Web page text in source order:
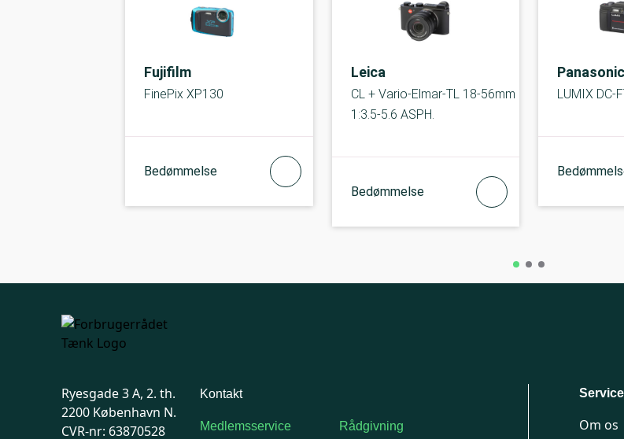
Fujifilm
FinePix XP130
Bedømmelse
Leica
CL + Vario-Elmar-TL 18-56mm
1:3.5-5.6 ASPH.
Bedømmelse
Panasonic
LUMIX DC-
Ryesgade 3 A, 2. th.
2200 København N.
CVR-nr: 63870528
Kontakt
Medlemsservice Rådgivning
Om os